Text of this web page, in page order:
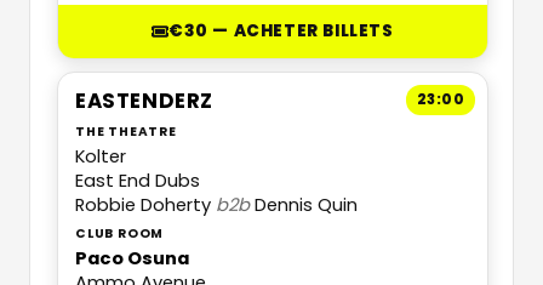
€30 — ACHETER BILLETS
23:00
EASTENDERZ
THE THEATRE
Kolter
East End Dubs
Robbie Doherty b2bDennis Quin
CLUB ROOM
Paco Osuna